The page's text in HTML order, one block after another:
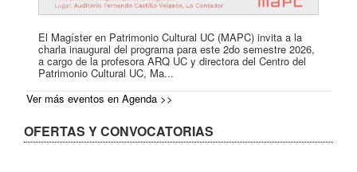
El Magíster en Patrimonio Cultural UC (MAPC) invita a la
charla inaugural del programa para este 2do semestre 2026,
a cargo de la profesora ARQ UC y directora del Centro del
Patrimonio Cultural UC, Ma...
Ver más eventos en Agenda >>
OFERTAS Y CONVOCATORIAS